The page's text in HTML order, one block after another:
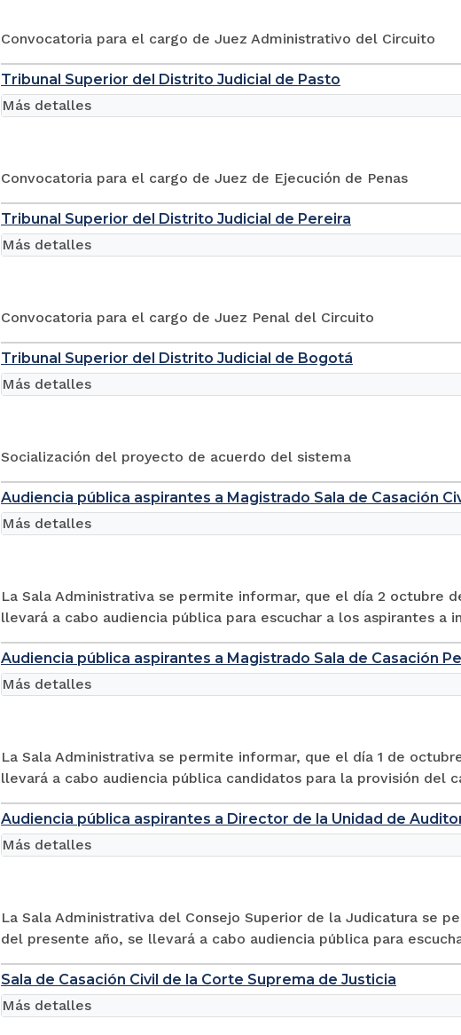
Convocatoria para el cargo de Juez Administrativo del Circuito
Tribunal Superior del Distrito Judicial de Pasto
Convocatoria para el cargo de Juez de Ejecución de Penas
Más detalles
Tribunal Superior del Distrito Judicial de Pereira
Convocatoria para el cargo de Juez Penal del Circuito
Más detalles
Tribunal Superior del Distrito Judicial de Bogotá
Socialización del proyecto de acuerdo del sistema
Más detalles
Audiencia pública aspirantes a Magistrado Sala de Casación
La Sala Administrativa se permite informar, que el día 2 octubre
llevará a cabo audiencia pública para escuchar a los aspirantes a
Más detalles
Audiencia pública aspirantes a Magistrado Sala de Casación
La Sala Administrativa se permite informar, que el día 1 de
llevará a cabo audiencia pública candidatos para la provisión del
Más detalles
Audiencia pública aspirantes a Director de la Unidad de
La Sala Administrativa del Consejo Superior de la Judicatura se
del presente año, se llevará a cabo audiencia pública para
Más detalles
Sala de Casación Civil de la Corte Suprema de Justicia
Más detalles